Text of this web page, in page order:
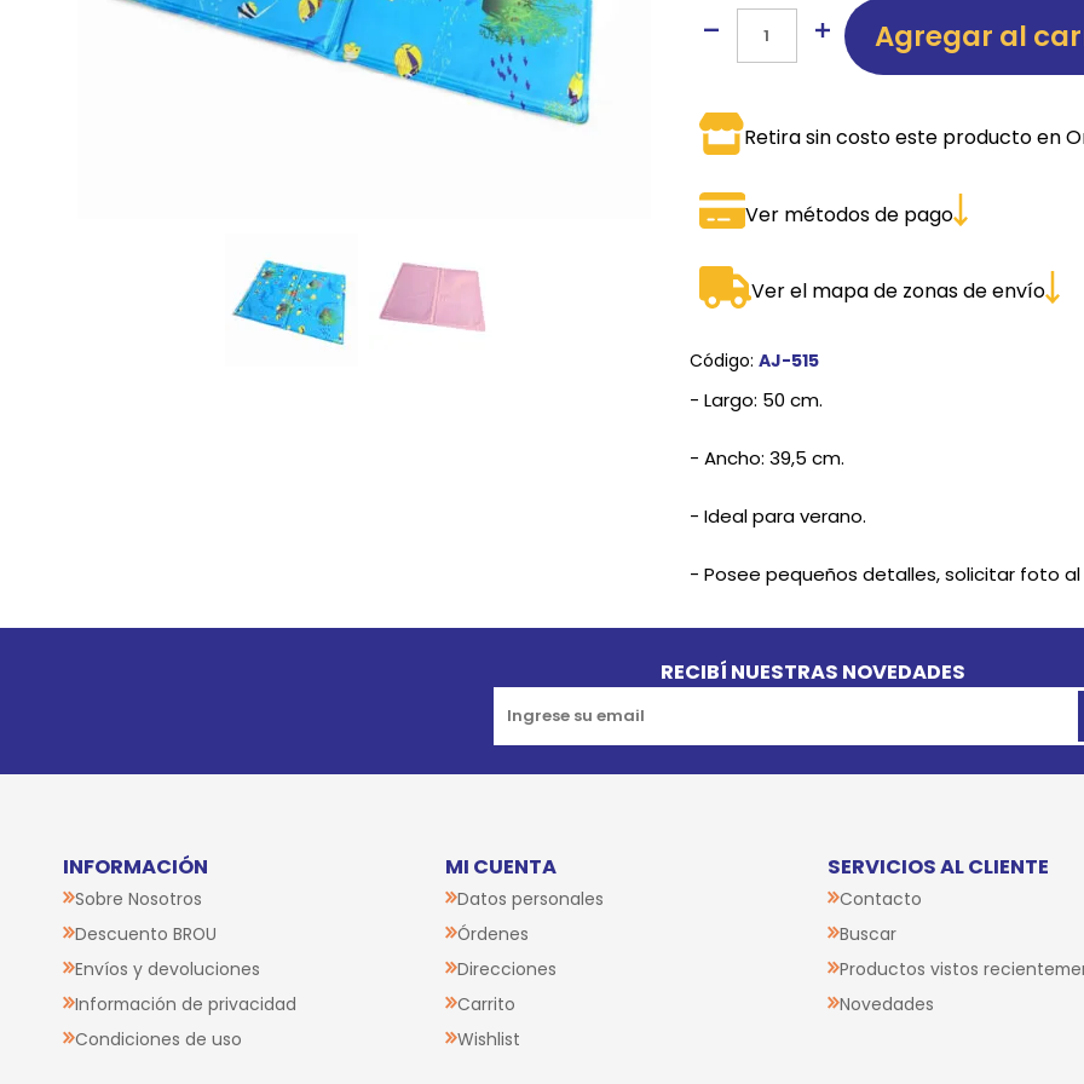
JUGUETES
COMEDEROS Y BEBEDEROS
TRANSPORTADORAS
CAMAS
Agregar al
Retira sin costo este producto en
Ver métodos de pago
Ver el mapa de zonas de envío
Código: AJ-515
- Largo: 50 cm.
- Ancho: 39,5 cm.
- Ideal para verano.
- Posee pequeños detalles, solicitar foto
RECIBÍ NUESTRAS NOVEDADES
INFORMACIÓN
Sobre Nosotros
Descuento BROU
Envíos y devoluciones
Información de privacidad
Condiciones de uso
MI CUENTA
Datos personales
Órdenes
Direcciones
Carrito
Wishlist
SERVICIOS AL CLIENTE
Contacto
Buscar
Productos vistos
Novedades